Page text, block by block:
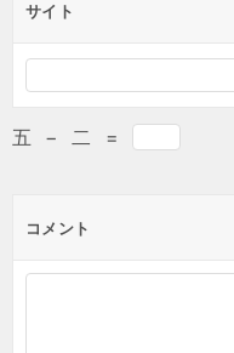
サイト
五 − 二 =
コメント